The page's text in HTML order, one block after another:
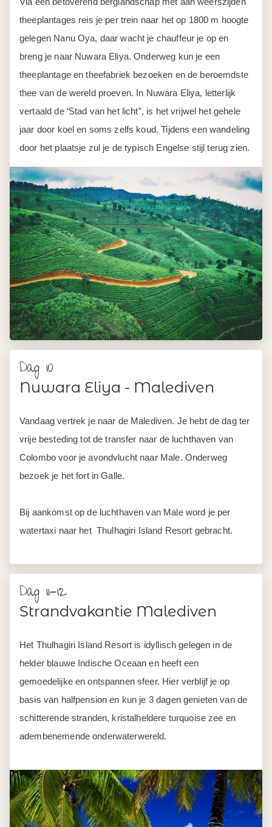
theeplantages reis je per trein naar het op 1800 m hoogte
gelegen Nanu Oya, daar wacht je chauffeur je op en
breng je naar Nuwara Eliya. Onderweg kun je een
theeplantage en theefabriek bezoeken en de beroemdste
thee van de wereld proeven. In Nuwara Eliya, letterlijk
vertaald de ‘Stad van het licht”, is het vrijwel het gehele
jaar door koel en soms zelfs koud. Tijdens een wandeling
door het plaatsje zul je de typisch Engelse stijl terug zien.
Dag 10
Nuwara Eliya - Malediven
Vandaag vertrek je naar de Malediven. Je hebt de dag ter
vrije besteding tot de transfer naar de luchthaven van
Colombo voor je avondvlucht naar Male. Onderweg
bezoek je het fort in Galle.
Bij aankomst op de luchthaven van Male word je per
watertaxi naar het Thulhagiri Island Resort gebracht.
Dag 11-12
Strandvakantie Malediven
Het Thulhagiri Island Resort is idyllisch gelegen in de
helder blauwe Indische Oceaan en heeft een
gemoedelijke en ontspannen sfeer. Hier verblijf je op
basis van halfpension en kun je 3 dagen genieten van de
schitterende stranden, kristalheldere turquoise zee en
adembenemende onderwaterwereld.